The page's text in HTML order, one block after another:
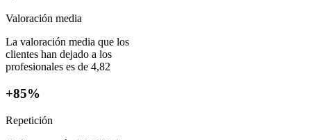
Valoración media
La valoración media que los
clientes han dejado a los
profesionales es de 4,82
+85%
Repetición